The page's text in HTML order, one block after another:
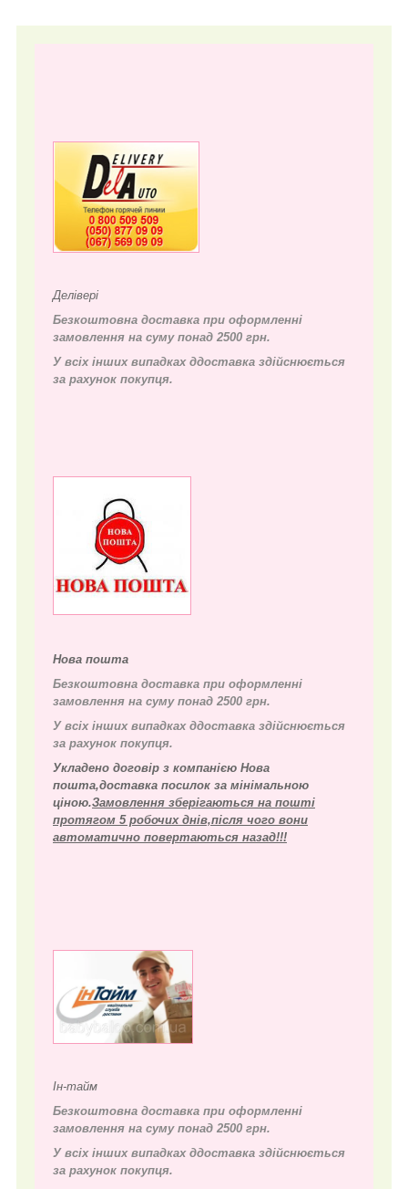
Делівері
Безкоштовна доставка при оформленні
замовлення на суму понад 2500 грн.
У всіх інших випадках ддоставка здійснюється
за рахунок покупця.
Нова пошта
Безкоштовна доставка при оформленні
замовлення на суму понад 2500 грн.
У всіх інших випадках ддоставка здійснюється
за рахунок покупця.
Укладено договір з компанією Нова
пошта,доставка посилок за мінімальною
ціною.Замовлення зберігаються на пошті
протягом 5 робочих днів,після чого вони
автоматично повертаються назад!!!
Ін-тайм
Безкоштовна доставка при оформленні
замовлення на суму понад 2500 грн.
У всіх інших випадках ддоставка здійснюється
за рахунок покупця.